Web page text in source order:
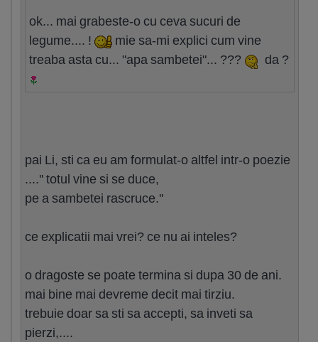
ok... mai grabeste-o cu ceva sucuri de
legume.... !
mie sa-mi explici cum vine
treaba asta cu... "apa sambetei"... ???
da ?
pai Li, sti ca eu am formulat-o altfel intr-o poezie
....'' totul vine si se duce,
pe a sambetei rascruce.''
ce explicatii mai vrei? ce nu ai inteles?
o dragoste se poate termina si dupa 30 de ani.
mai bine mai devreme decit mai tirziu.
trebuie doar sa sti sa accepti, sa inveti sa
pierzi,....